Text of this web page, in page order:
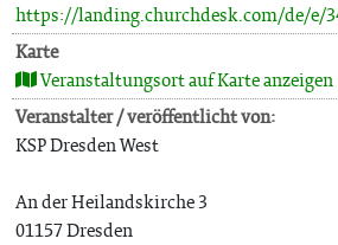
https://landing.churchdesk.com/de/e/
Karte
Veranstaltungsort auf Karte anzeigen
Veranstalter / veröffentlicht von:
KSP Dresden West
An der Heilandskirche 3
01157 Dresden